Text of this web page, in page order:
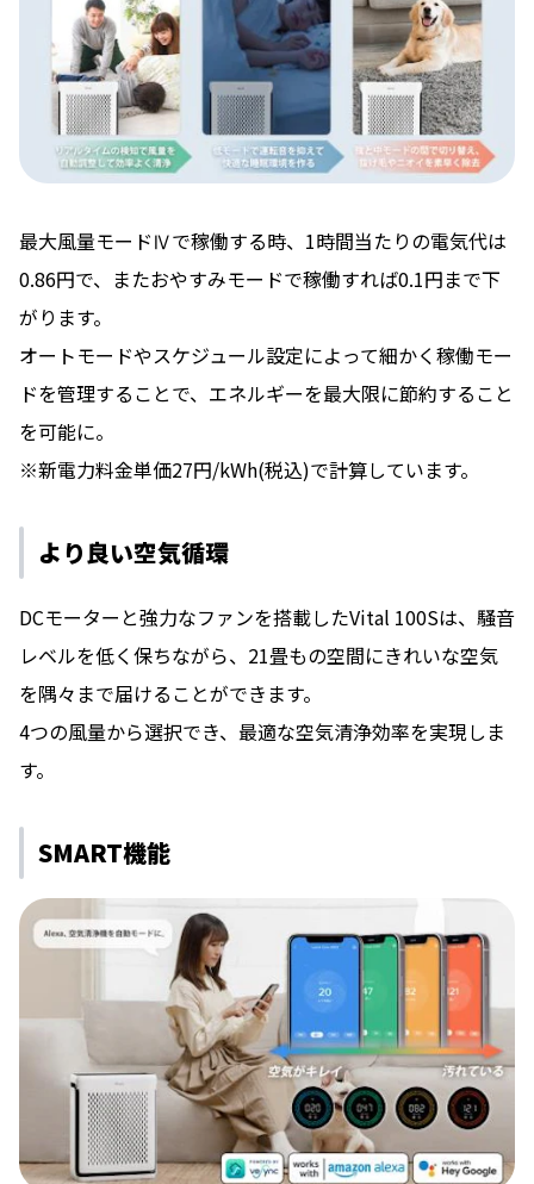
最⼤⾵量モードⅣで稼働する時、1時間当たりの電気代は
0.86円で、またおやすみモードで稼働すれば0.1円まで下
がります。
オートモードやスケジュール設定によって細かく稼働モー
ドを管理することで、エネルギーを最⼤限に節約すること
を可能に。
※新電⼒料⾦単価27円/kWh(税込)で計算しています。
より良い空気循環
DCモーターと強⼒なファンを搭載したVital 100Sは、騒⾳
レベルを低く保ちながら、21畳もの空間にきれいな空気
を隅々まで届けることができます。
4つの⾵量から選択でき、最適な空気清浄効率を実現しま
す。
SMART機能